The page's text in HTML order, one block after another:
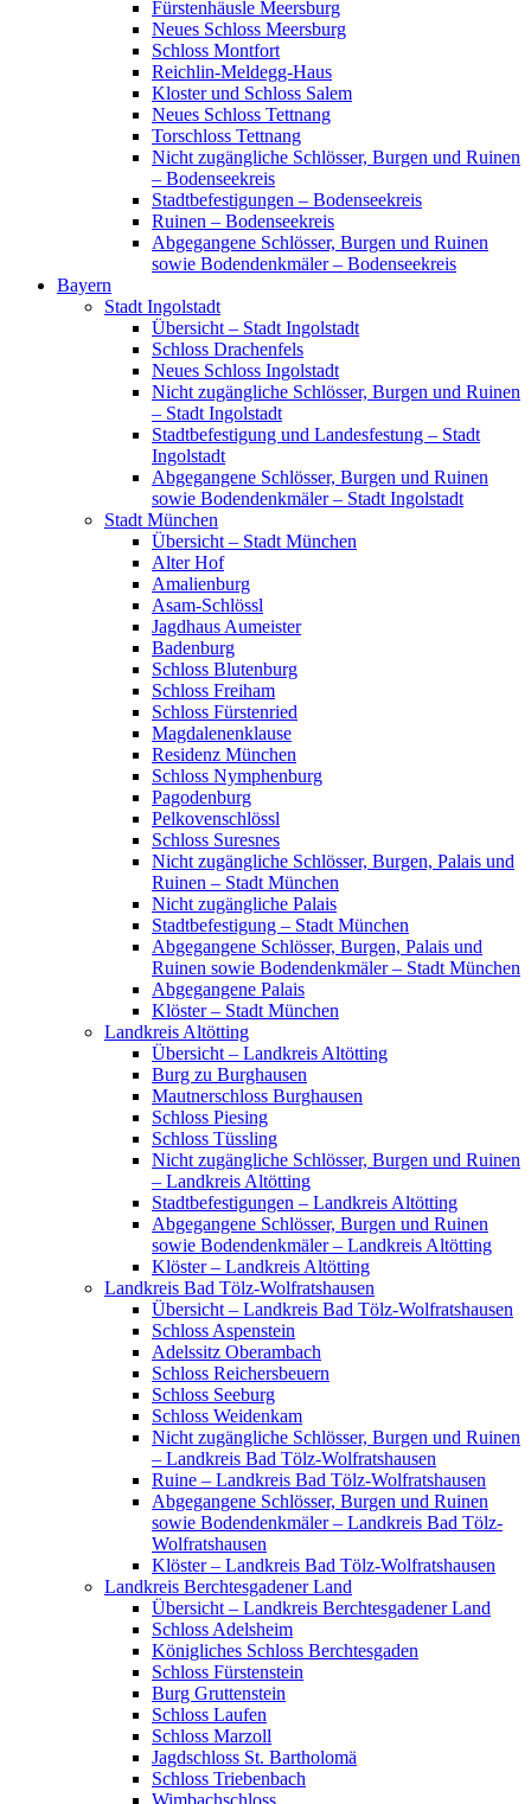
Fürstenhäusle Meersburg
Neues Schloss Meersburg
Schloss Montfort
Reichlin-Meldegg-Haus
Kloster und Schloss Salem
Neues Schloss Tettnang
Torschloss Tettnang
Nicht zugängliche Schlösser, Burgen und Ruinen
– Bodenseekreis
Stadtbefestigungen – Bodenseekreis
Ruinen – Bodenseekreis
Abgegangene Schlösser, Burgen und Ruinen
sowie Bodendenkmäler – Bodenseekreis
Bayern
Stadt Ingolstadt
Übersicht – Stadt Ingolstadt
Schloss Drachenfels
Neues Schloss Ingolstadt
Nicht zugängliche Schlösser, Burgen und Ruinen
– Stadt Ingolstadt
Stadtbefestigung und Landesfestung – Stadt
Ingolstadt
Abgegangene Schlösser, Burgen und Ruinen
sowie Bodendenkmäler – Stadt Ingolstadt
Stadt München
Übersicht – Stadt München
Alter Hof
Amalienburg
Asam-Schlössl
Jagdhaus Aumeister
Badenburg
Schloss Blutenburg
Schloss Freiham
Schloss Fürstenried
Magdalenenklause
Residenz München
Schloss Nymphenburg
Pagodenburg
Pelkovenschlössl
Schloss Suresnes
Nicht zugängliche Schlösser, Burgen, Palais und
Ruinen – Stadt München
Nicht zugängliche Palais
Stadtbefestigung – Stadt München
Abgegangene Schlösser, Burgen, Palais und
Ruinen sowie Bodendenkmäler – Stadt München
Abgegangene Palais
Klöster – Stadt München
Landkreis Altötting
Übersicht – Landkreis Altötting
Burg zu Burghausen
Mautnerschloss Burghausen
Schloss Piesing
Schloss Tüssling
Nicht zugängliche Schlösser, Burgen und Ruinen
– Landkreis Altötting
Stadtbefestigungen – Landkreis Altötting
Abgegangene Schlösser, Burgen und Ruinen
sowie Bodendenkmäler – Landkreis Altötting
Klöster – Landkreis Altötting
Landkreis Bad Tölz-Wolfratshausen
Übersicht – Landkreis Bad Tölz-Wolfratshausen
Schloss Aspenstein
Adelssitz Oberambach
Schloss Reichersbeuern
Schloss Seeburg
Schloss Weidenkam
Nicht zugängliche Schlösser, Burgen und Ruinen
– Landkreis Bad Tölz-Wolfratshausen
Ruine – Landkreis Bad Tölz-Wolfratshausen
Abgegangene Schlösser, Burgen und Ruinen
sowie Bodendenkmäler – Landkreis Bad Tölz-
Wolfratshausen
Klöster – Landkreis Bad Tölz-Wolfratshausen
Landkreis Berchtesgadener Land
Übersicht – Landkreis Berchtesgadener Land
Schloss Adelsheim
Königliches Schloss Berchtesgaden
Schloss Fürstenstein
Burg Gruttenstein
Schloss Laufen
Schloss Marzoll
Jagdschloss St. Bartholomä
Schloss Triebenbach
Wimbachschloss